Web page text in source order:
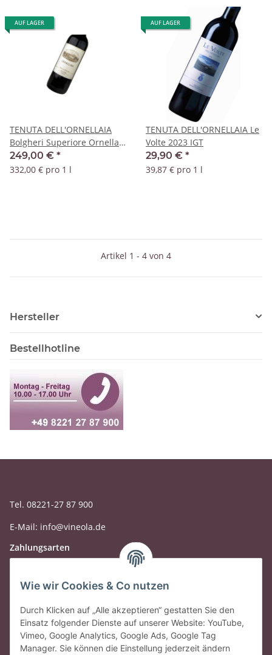
AUF LAGER
TENUTA DELL'ORNELLAIA
Bolgheri Superiore Ornellaia
2017 DOC
249,00 € *
332,00 € pro 1 l
AUF LAGER
TENUTA DELL'ORNELLAIA Le
Volte 2023 IGT
29,90 € *
39,87 € pro 1 l
Artikel 1 - 4 von 4
Hersteller
Bestellhotline
Tel. 08221-27 87 900
E-Mail: info@vineola.de
Zahlungsarten
Wie wir Cookies & Co nutzen
Durch Klicken auf „Alle akzeptieren“ gestatten Sie den
Einsatz folgender Dienste auf unserer Website: YouTube,
Vimeo, Google Analytics, Google Ads, Google Tag
Manager. Sie können die Einstellung jederzeit ändern